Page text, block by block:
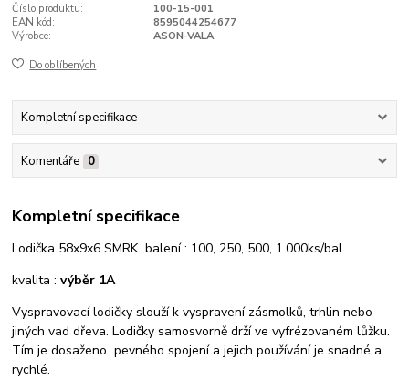
Číslo produktu:
100-15-001
EAN kód:
8595044254677
Výrobce:
ASON-VALA
Do oblíbených
Kompletní specifikace
Komentáře 0
Kompletní specifikace
Lodička 58x9x6 SMRK balení : 100, 250, 500, 1.000ks/bal
kvalita :výběr 1A
Vyspravovací lodičky slouží k vyspravení zásmolků, trhlin nebo
jiných vad dřeva. Lodičky samosvorně drží ve vyfrézovaném lůžku.
Tím je dosaženo pevného spojení a jejich používání je snadné a
rychlé.